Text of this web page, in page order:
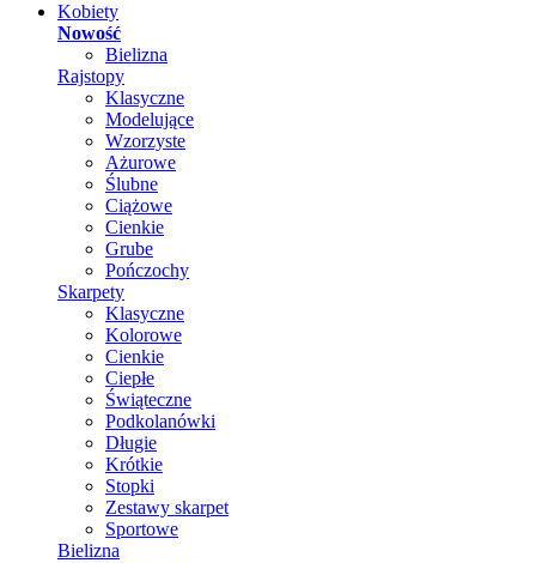
Kobiety
Nowość
Bielizna
Rajstopy
Klasyczne
Modelujące
Wzorzyste
Ażurowe
Ślubne
Ciążowe
Cienkie
Grube
Pończochy
Skarpety
Klasyczne
Kolorowe
Cienkie
Ciepłe
Świąteczne
Podkolanówki
Długie
Krótkie
Stopki
Zestawy skarpet
Sportowe
Bielizna